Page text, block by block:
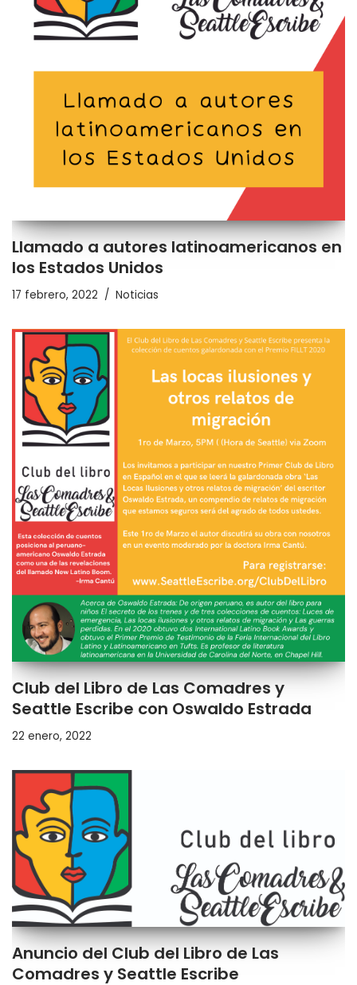
Llamado a autores latinoamericanos en
los Estados Unidos
17 febrero, 2022 Noticias
Club del Libro de Las Comadres y
Seattle Escribe con Oswaldo Estrada
22 enero, 2022
Anuncio del Club del Libro de Las
Comadres y Seattle Escribe